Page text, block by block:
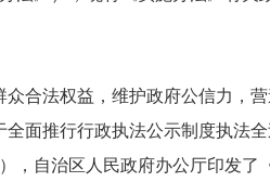
合法权益，维护政府公信力，
面推行行政执法公示制度执法
，自治区人民政府办公厅印发了